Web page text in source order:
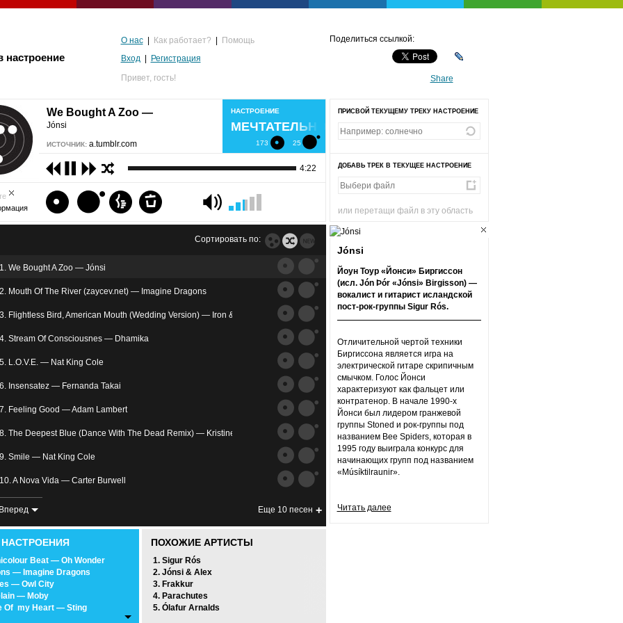
настроение
О нас Как работает?
Помощь
Вход
Регистрация
Привет, гость!
Поделиться ссылкой:
Share
злость
We Bought A Zoo —
Jónsi
ИСТОЧНИК: a.tumblr.com
НАСТРОЕНИЕ
МЕЧТАТЕЛЬНОЕ
173 25
4:22
1. We Bought A Zoo — Jónsi кпопаданиям
2. Mouth Of The River (zaycev.net) — Imagine Dragons кпопаданиям
3. Flightless Bird, American Mouth (Wedding Version) — Iron & Wine
4. Stream Of Consciousnes — Dhamika к попаданиям
5. L.O.V.E. — Nat King Cole кпопаданиям
6. Insensatez — Fernanda Takai кпопаданиям
7. Feeling Good — Adam Lambert к попаданиям
8. The Deepest Blue (Dance With The Dead Remix) — Kristine к попаданиям
9. Smile — Nat King Cole кпопаданиям
10. A Nova Vida — Carter Burwell
11. Don't Move — Phantogram кпопаданиям
In My Heart — Rue De Soleil
Infinitely Ordinary — The Wrecks
Bittersweet Faith — Bitter Sweet
Сортировать по:
Еще 10 песен
Вперед
НАСТРОЕНИЯ
Beat — Oh Wonder
— Imagine Dragons
— Owl City
— Moby
Of my Heart — Sting
ПОХОЖИЕ АРТИСТЫ
1. Sigur Rós
2. Jónsi & Alex
3. Frakkur
4. Parachutes
5. Ólafur Arnalds
ПРИСВОЙ ТЕКУЩЕМУ ТРЕКУ НАСТРОЕНИЕ
ДОБАВЬ ТРЕК В ТЕКУЩЕЕ НАСТРОЕНИЕ
или перетащи файл в эту область
Jónsi
Йоун Тоур «Йонси» Биргиссон
(исл. Jón Þór «Jónsi» Birgisson) —
вокалист и гитарист исландской
пост-рок-группы Sigur Rós.
Отличительной чертой техники
Биргиссона является игра на
электрической гитаре скрипичным
смычком. Голос Йонси
характеризуют как фальцет или
контратенор. В начале 1990-х
Йонси был лидером гранжевой
группы Stoned и рок-группы под
названием Bee Spiders, которая в
1995 году выиграла конкурс для
начинающих групп под названием
«Músíktilraunir».
Читать далее